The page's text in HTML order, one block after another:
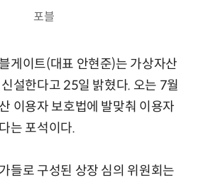
포블
게이트(대표 안현준)는 가상자산
설한다고 25일 밝혔다. 오는 7월
이용자 보호법에 발맞춰 이용자
는 포석이다.
들로 구성된 상장 심의 위원회는